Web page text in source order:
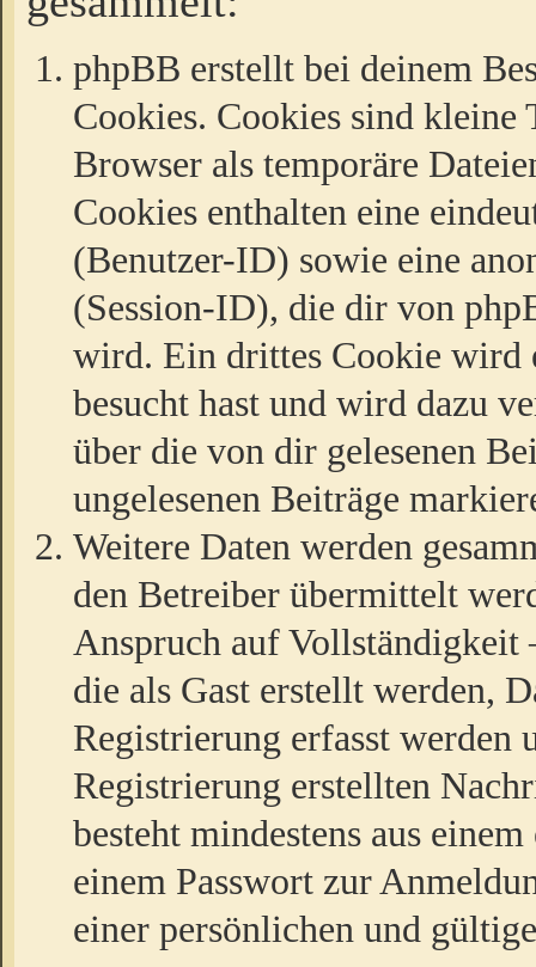
phpBB erstellt bei deinem
Cookies. Cookies sind kleine
Browser als temporäre
Cookies enthalten eine
(Benutzer-ID) sowie eine
(Session-ID), die dir von
wird. Ein drittes Cookie wird
besucht hast und wird dazu
über die von dir gelesenen
ungelesenen Beiträge
Weitere Daten werden
den Betreiber übermittelt
Anspruch auf
die als Gast erstellt werden,
Registrierung erfasst werden
Registrierung erstellten
besteht mindestens aus
einem Passwort zur
einer persönlichen und